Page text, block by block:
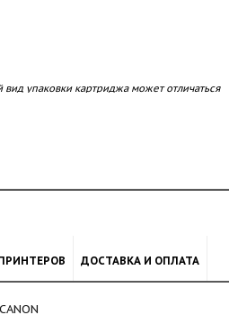
вид упаковки картриджа может отличаться
ДОСТАВКА И ОПЛАТА
CANON